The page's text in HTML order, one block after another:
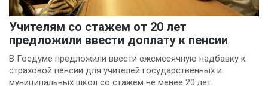
Учителям со стажем от 20 лет
предложили ввести доплату к пенсии
В Госдуме предложили ввести ежемесячную надбавку к
страховой пенсии для учителей государственных и
муниципальных школ со стажем не менее 20 лет.